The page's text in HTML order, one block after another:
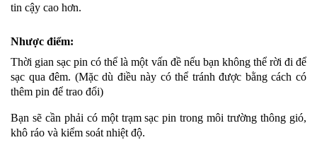
tin cậy cao hơn.
Nhược điểm:
Thời gian sạc pin có thể là một vấn đề nếu bạn không thể rời đi để
sạc qua đêm. (Mặc dù điều này có thể tránh được bằng cách có
thêm pin để trao đổi)
Bạn sẽ cần phải có một trạm sạc pin trong môi trường thông gió,
khô ráo và kiểm soát nhiệt độ.